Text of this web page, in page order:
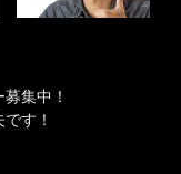
集中！
す！